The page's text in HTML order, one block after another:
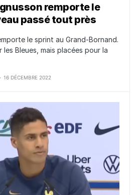
remporte le
passé tout près
le sprint au Grand-Bornand.
Bleues, mais placées pour la
16 DÉCEMBRE 2022